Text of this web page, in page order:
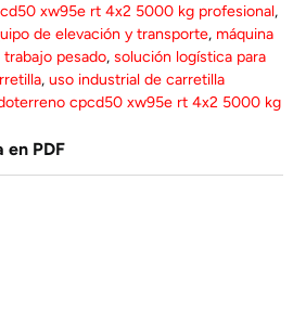
xw95e rt 4x2 5000 kg profesional,
de elevación y transporte, máquina
trabajo pesado,solución logística para
,uso industrial de carretilla
cpcd50 xw95e rt 4x2 5000 kg
PDF